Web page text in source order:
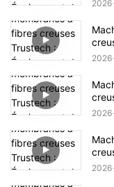
2026
2026
2026
2026